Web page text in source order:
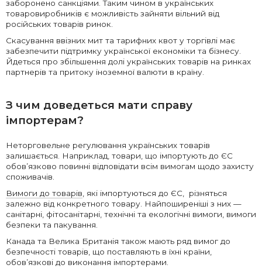
заборонено санкціями. Таким чином в українських
товаровиробників є можливість зайняти вільний від
російських товарів ринок.
Скасування ввізних мит та тарифних квот у торгівлі має
забезпечити підтримку української економіки та бізнесу.
Йдеться про збільшення долі українських товарів на ринках
партнерів та притоку іноземної валюти в країну.
З чим доведеться мати справу
імпортерам?
Неторговельне регулювання українських товарів
залишається. Наприклад, товари, що імпортують до ЄС
обов’язково повинні відповідати всім вимогам щодо захисту
споживачів.
Вимоги до товарів, які імпортуються до ЄС, різняться
залежно від конкретного товару. Найпоширеніші з них —
санітарні, фітосанітарні, технічні та екологічні вимоги, вимоги
безпеки та пакування.
Канада та Велика Британія також мають ряд вимог до
безпечності товарів, що поставляють в їхні країни,
обов’язкові до виконання імпортерами.